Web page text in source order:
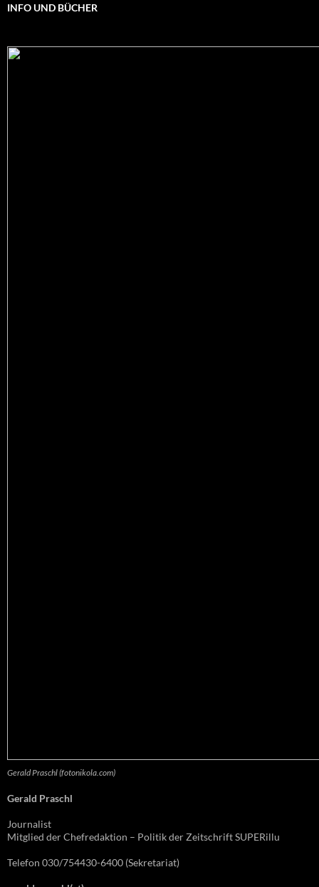
INFO UND BÜCHER
Gerald Praschl (fotonikola.com)
Gerald Praschl
Journalist
Mitglied der Chefredaktion – Politik der Zeitschrift SUPERillu
Telefon 030/754430-6400 (Sekretariat)